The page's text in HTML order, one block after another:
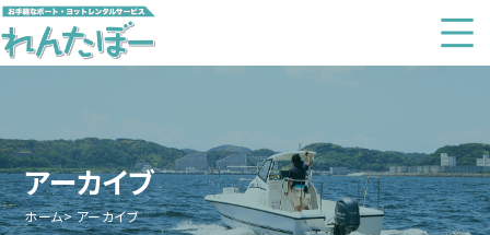
アーカイブ
ホーム アーカイブ